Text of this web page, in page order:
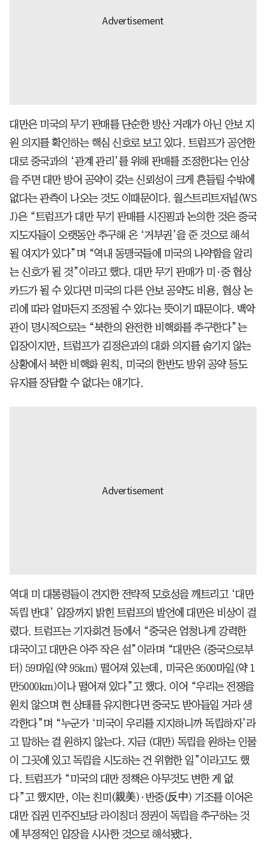
대만은 미국의 무기 판매를 단순한 방산 거래가 아닌 안보 지
원 의지를 확인하는 핵심 신호로 보고 있다. 트럼프가 공언한
대로 중국과의 ‘관계 관리’를 위해 판매를 조정한다는 인상
을 주면 대만 방어 공약이 갖는 신뢰성이 크게 흔들릴 수밖에
없다는 관측이 나오는 것도 이때문이다. 월스트리트저널(WS
J)은 “트럼프가 대만 무기 판매를 시진핑과 논의한 것은 중국
지도자들이 오랫동안 추구해 온 ‘거부권’을 준 것으로 해석
될 여지가 있다”며 “역내 동맹국들에 미국의 나약함을 알리
는 신호가 될 것”이라고 했다. 대만 무기 판매가 미·중 협상
카드가 될 수 있다면 미국의 다른 안보 공약도 비용, 협상 논
리에 따라 얼마든지 조정될 수 있다는 뜻이기 때문이다. 백악
관이 명시적으로는 “북한의 완전한 비핵화를 추구한다”는
입장이지만, 트럼프가 김정은과의 대화 의지를 숨기지 않는
상황에서 북한 비핵화 원칙, 미국의 한반도 방위 공약 등도
유지를 장담할 수 없다는 얘기다.
역대 미 대통령들이 견지한 전략적 모호성을 깨트리고 ‘대만
독립 반대’ 입장까지 밝힌 트럼프의 발언에 대만은 비상이 걸
렸다. 트럼프는 기자회견 등에서 “중국은 엄청나게 강력한
대국이고 대만은 아주 작은 섬”이라며 “대만은 (중국으로부
터) 59마일(약 95km) 떨어져 있는데, 미국은 9500마일(약 1
만5000km)이나 떨어져 있다”고 했다. 이어 “우리는 전쟁을
원치 않으며 현 상태를 유지한다면 중국도 받아들일 거라 생
각한다”며 “누군가 ‘미국이 우리를 지지하니까 독립하자’라
고 말하는 걸 원하지 않는다. 지금 (대만) 독립을 원하는 인물
이 그곳에 있고 독립을 시도하는 건 위험한 일”이라고도 했
다. 트럼프가 “미국의 대만 정책은 아무것도 변한 게 없
다”고 했지만, 이는 친미(親美)·반중(反中) 기조를 이어온
대만 집권 민주진보당 라이칭더 정권이 독립을 추구하는 것
에 부정적인 입장을 시사한 것으로 해석됐다.